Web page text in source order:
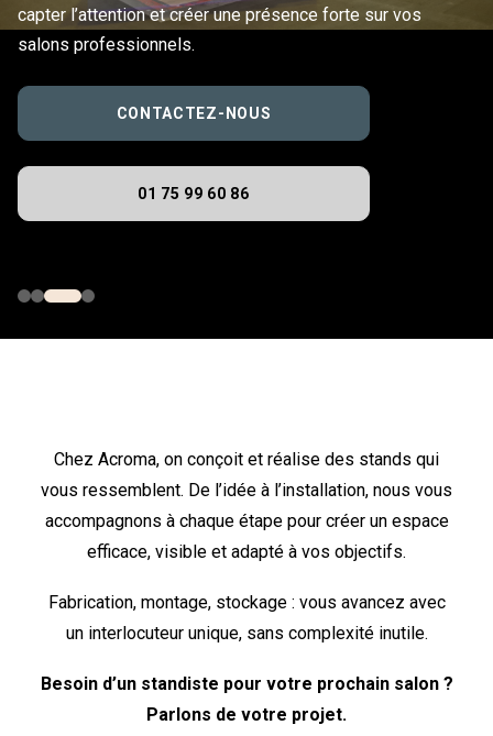
capter l’attention et créer une présence forte sur vos
salons professionnels.
CONTACTEZ-NOUS
01 75 99 60 86
Chez Acroma, on conçoit et réalise des stands qui
vous ressemblent. De l’idée à l’installation, nous vous
accompagnons à chaque étape pour créer un espace
efficace, visible et adapté à vos objectifs.
Fabrication, montage, stockage : vous avancez avec
un interlocuteur unique, sans complexité inutile.
Besoin d’un standiste pour votre prochain salon ?
Parlons de votre projet.